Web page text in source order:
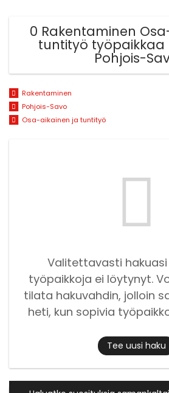
0 Rakentaminen
tuntityö työpaikkaa
Pohjois-
Rakentaminen
Pohjois-Savo
Osa-aikainen ja tuntityö
Valitettavasti
työpaikkoja ei löytynyt.
tilata hakuvahdin, jolloin
heti, kun sopivia
Tee uusi haku